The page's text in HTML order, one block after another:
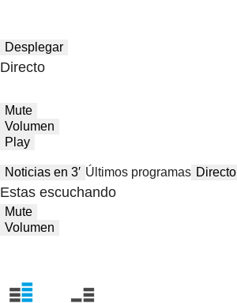
Desplegar
Directo
Mute
Volumen
Play
Noticias en 3′ Últimos programas Directo
Estas escuchando
Mute
Volumen